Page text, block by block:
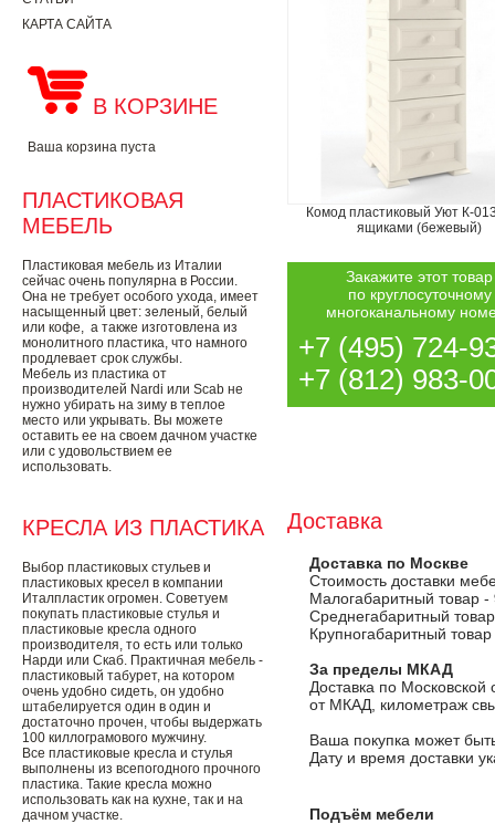
КАРТА САЙТА
В КОРЗИНЕ
Ваша корзина пуста
ПЛАСТИКОВАЯ
МЕБЕЛЬ
Пластиковая мебель из Италии
сейчас очень популярна в России.
Она не требует особого ухода, имеет
насыщенный цвет: зеленый, белый
или кофе, а также изготовлена из
монолитного пластика, что намного
продлевает срок службы.
Мебель из пластика от
производителей Nardi или Scab не
нужно убирать на зиму в теплое
место или укрывать. Вы можете
оставить ее на своем дачном участке
или с удовольствием ее
использовать.
КРЕСЛА ИЗ ПЛАСТИКА
Выбор пластиковых стульев и
пластиковых кресел в компании
Италпластик огромен. Советуем
покупать пластиковые стулья и
пластиковые кресла одного
производителя, то есть или только
Нарди или Скаб. Практичная мебель -
пластиковый табурет, на котором
очень удобно сидеть, он удобно
штабелируется один в один и
достаточно прочен, чтобы выдержать
100 киллограмового мужчину.
Все пластиковые кресла и стулья
выполнены из всепогодного прочного
пластика. Такие кресла можно
использовать как на кухне, так и на
дачном участке.
Комод пластиковый Уют К-
ящиками (бежевый)
Закажите этот товар
по круглосуточному
многоканальному
+7 (495) 724-
+7 (812) 983-
Доставка
Доставка по Москве
Стоимость доставки
Малогабаритный товар -
Среднегабаритный
Крупногабаритный
За пределы МКАД
Доставка по
от МКАД, километраж
Ваша покупка может
Дату и время доставки
Подъём мебели